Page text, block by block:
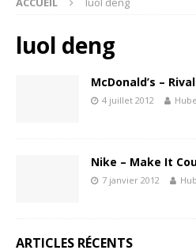
luol deng
McDonald’s –
4 juillet 2012
Nike – Make It
7 janvier 2012
ARTICLES RÉCENTS